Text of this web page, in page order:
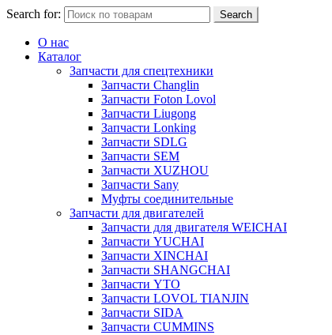
Search for: Search
О нас
Каталог
Запчасти для спецтехники
Запчасти Changlin
Запчасти Foton Lovol
Запчасти Liugong
Запчасти Lonking
Запчасти SDLG
Запчасти SEM
Запчасти XUZHOU
Запчасти Sany
Муфты соединительные
Запчасти для двигателей
Запчасти для двигателя WEICHAI
Запчасти YUCHAI
Запчасти XINCHAI
Запчасти SHANGCHAI
Запчасти YTO
Запчасти LOVOL TIANJIN
Запчасти SIDA
Запчасти CUMMINS